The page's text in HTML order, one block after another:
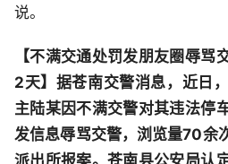
说。
【不满交通处罚发朋友圈辱骂
2天】 据苍南交警消息，近日
主陆某因不满交警对其违法停
发信息辱骂交警，浏览量70余
派出所报案。苍南县公安局认